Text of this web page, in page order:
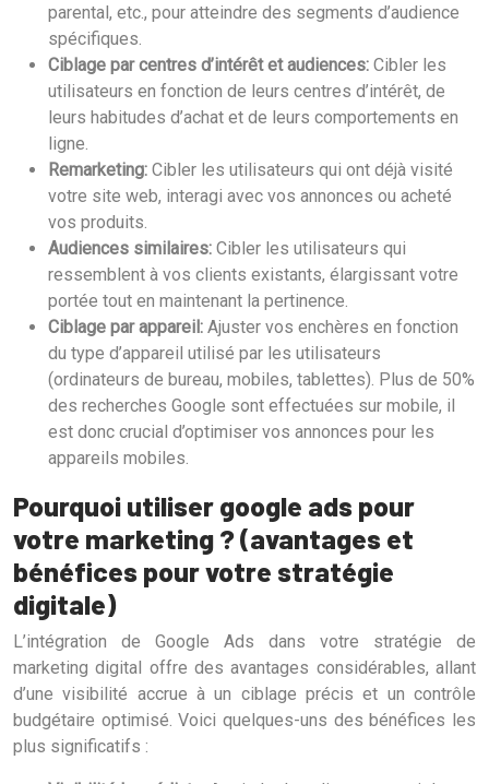
parental, etc., pour atteindre des segments d’audience
spécifiques.
Ciblage par centres d’intérêt et audiences: Cibler les
utilisateurs en fonction de leurs centres d’intérêt, de
leurs habitudes d’achat et de leurs comportements en
ligne.
Remarketing: Cibler les utilisateurs qui ont déjà visité
votre site web, interagi avec vos annonces ou acheté
vos produits.
Audiences similaires: Cibler les utilisateurs qui
ressemblent à vos clients existants, élargissant votre
portée tout en maintenant la pertinence.
Ciblage par appareil: Ajuster vos enchères en fonction
du type d’appareil utilisé par les utilisateurs
(ordinateurs de bureau, mobiles, tablettes). Plus de 50%
des recherches Google sont effectuées sur mobile, il
est donc crucial d’optimiser vos annonces pour les
appareils mobiles.
Pourquoi utiliser google ads pour
votre marketing ? (avantages et
bénéfices pour votre stratégie
digitale)
L’intégration de Google Ads dans votre stratégie de
marketing digital offre des avantages considérables, allant
d’une visibilité accrue à un ciblage précis et un contrôle
budgétaire optimisé. Voici quelques-uns des bénéfices les
plus significatifs :